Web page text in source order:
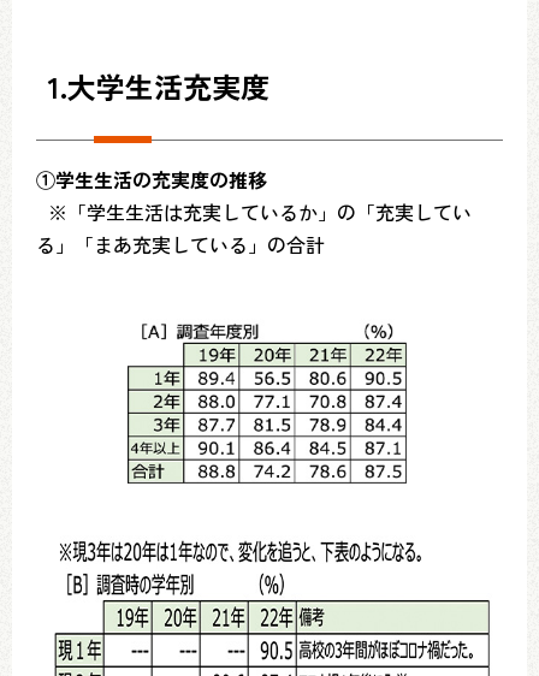
1.大学生活充実度
①学生生活の充実度の推移
※「学生生活は充実しているか」の「充実してい
る」「まあ充実している」の合計